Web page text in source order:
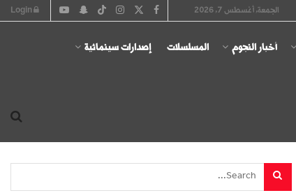
الجمعة, أغسطس 7, 2026
أخبار النجوم المسلسلات إصدارات سينمائية